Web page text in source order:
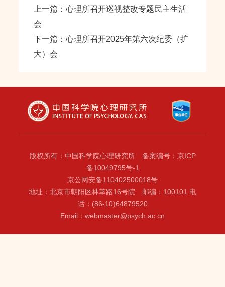
上一篇：心理所召开巡视整改专题民主生活
会
下一篇：心理所召开2025年第六次纪委（扩
大）会
版权所有：中国科学院心理研究所 备案编号：京ICP
备10049795号-1
京公网安备110402500018号
地址：北京市朝阳区林萃路16号院 邮编：100101 电
话：(86-10)64879520
Email：webmaster@psych.ac.cn